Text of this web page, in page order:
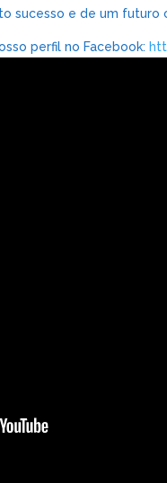
sucesso e de um futuro
perfil no Facebook: